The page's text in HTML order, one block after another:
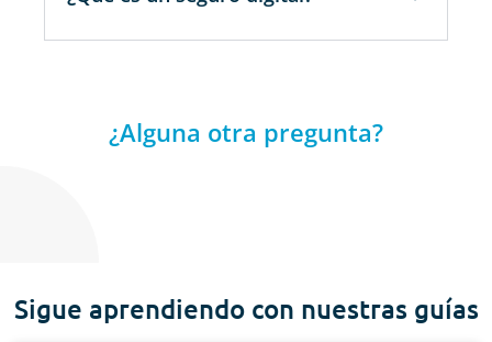
¿Alguna otra pregunta?
Sigue aprendiendo con nuestras guías